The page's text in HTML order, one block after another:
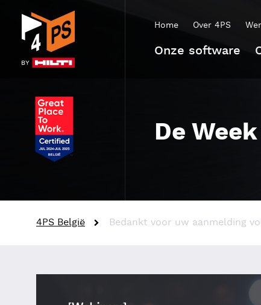
Home Over 4PS
Onze software
De
4PS België Bedankt voor uw aanmelding